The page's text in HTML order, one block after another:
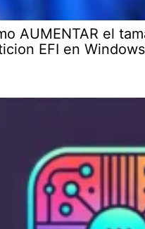
AUMENTAR el
EFI en Windows